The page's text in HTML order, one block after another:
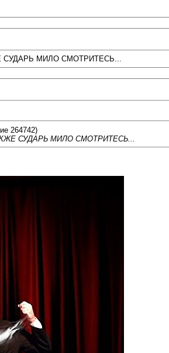
МИЛО СМОТРИТЕСЬ...
264742)
СУДАРЬ МИЛО СМОТРИТЕСЬ...